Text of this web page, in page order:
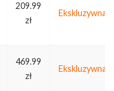
209.99
zł
Ekskluzywna
469.99
zł
Ekskluzywna